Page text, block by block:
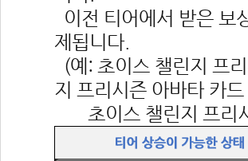
이전 티어에서 받은 보
제됩니다.
(예: 초이스 챌린지 프
지 프리시즌 아바타 카
초이스 챌린지 프리